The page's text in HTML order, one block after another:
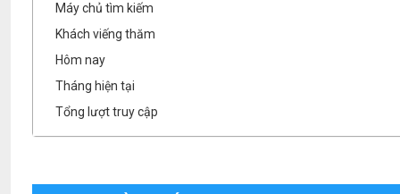
Máy chủ tìm kiếm
Khách viếng thăm
Hôm nay
Tháng hiện tại
Tổng lượt truy cập